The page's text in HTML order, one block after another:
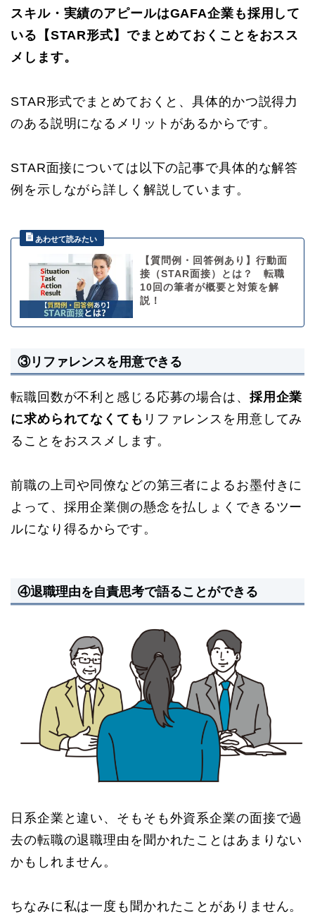
スキル・実績のアピールはGAFA企業も採用して
いる【STAR形式】でまとめておくことをおスス
メします。
STAR形式でまとめておくと、具体的かつ説得力
のある説明になるメリットがあるからです。
STAR面接については以下の記事で具体的な解答
例を示しながら詳しく解説しています。
【質問例・回答例あり】行動面
接（STAR面接）とは？ 転職
10回の筆者が概要と対策を解
説！
③リファレンスを用意できる
転職回数が不利と感じる応募の場合は、 採用企業
に求められてなくても リファレンスを用意してみ
ることをおススメします。
前職の上司や同僚などの第三者によるお墨付きに
よって、採用企業側の懸念を払しょくできるツー
ルになり得るからです。
④退職理由を自責思考で語ることができる
日系企業と違い、そもそも外資系企業の面接で過
去の転職の退職理由を聞かれたことはあまりない
かもしれません。
ちなみに私は一度も聞かれたことがありません。